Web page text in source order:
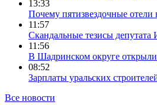
13:33
Почему пятизвездочные
11:57
Скандальные тезисы депутата
11:56
В Шадринском округе
08:52
Зарплаты уральских
Все новости